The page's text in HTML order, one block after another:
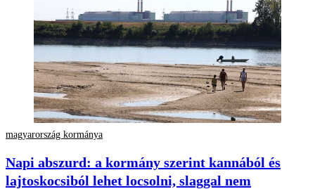
magyarország kormánya
Napi abszurd: a kormány szerint kannából és
lajtoskocsiból lehet locsolni, slaggal nem